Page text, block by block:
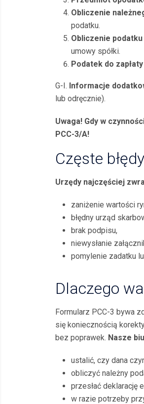
Obliczenie
podatku.
Obliczenie
umowy spółki.
Podatek do zapłaty
G-I. Informacje
lub odręcznie).
Uwaga! Gdy w
PCC-3/A!
Częste
Urzędy najczęściej
zaniżenie wartości
błędny urząd
brak podpisu,
niewysłanie
pomylenie zadatku
Dlaczego
Formularz PCC-3 bywa
się koniecznością
bez poprawek. Nasze
ustalić, czy dana
obliczyć należny
przesłać deklarację
w razie potrzeby